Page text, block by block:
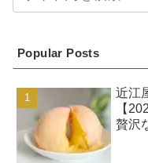
Popular Posts
近江
【
贅沢